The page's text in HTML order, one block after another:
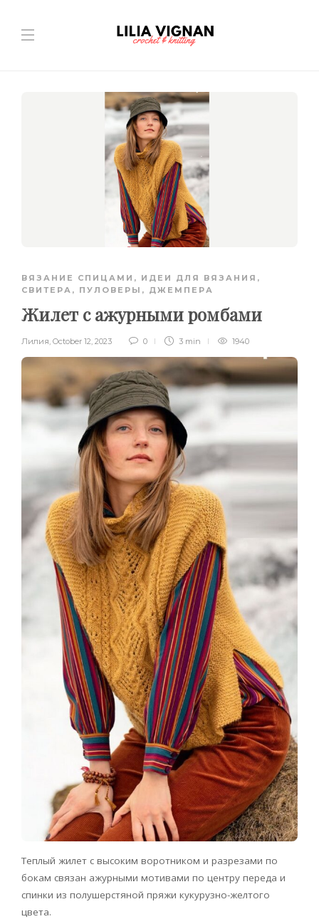
ВЯЗАНИЕ СПИЦАМИ , ИДЕИ ДЛЯ ВЯЗАНИЯ ,
СВИТЕРА, ПУЛОВЕРЫ, ДЖЕМПЕРА
Жилет с ажурными ромбами
Лилия, October 12, 2023 0 3 min 1940
Теплый жилет с высоким воротником и разрезами по
бокам связан ажурными мотивами по центру переда и
спинки из полушерстяной пряжи кукурузно-желтого
цвета.